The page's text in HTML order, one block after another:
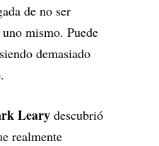
de no ser
mismo. Puede
demasiado
Leary descubrió
realmente